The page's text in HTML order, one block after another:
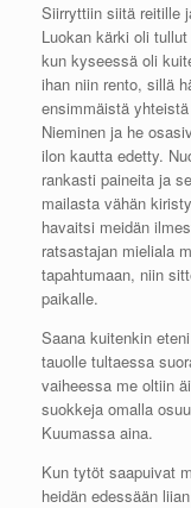
Siirryttiin siitä reitille
Luokan kärki oli
kun kyseessä oli
ihan niin rento, sillä
ensimmäistä
Nieminen ja he
ilon kautta edetty.
rankasti paineita ja
mailasta vähän
havaitsi meidän
ratsastajan mieliala
tapahtumaan, niin
paikalle.
Saana kuitenkin
tauolle tultaessa
vaiheessa me oltiin
suokkeja omalla
Kuumassa aina.
Kun tytöt saapuivat
heidän edessään